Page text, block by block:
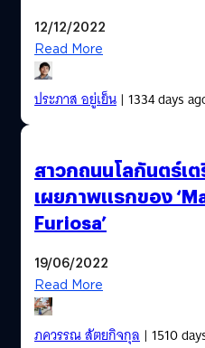
12/12/2022
Read More
ประภาส อยู่เย็น| 1334 days
สาวกถนนโลกันตร์เ
เผยภาพแรกของ
Furiosa’
19/06/2022
Read More
ภควรรณ สัตยกิจกุล| 1510